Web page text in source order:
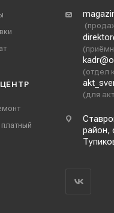
(отдел
(для
район,